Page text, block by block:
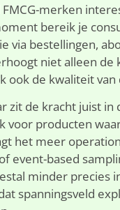
merken
bereik je
via bestellingen,
niet alleen de
ook de kwaliteit van
zit de kracht juist
voor producten
het meer
event-based
minder precies
spanningsveld